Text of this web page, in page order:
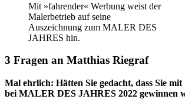
Mit »fahrender« Werbung weist der
Malerbetrieb auf seine
Auszeichnung zum MALER DES
JAHRES hin.
3 Fragen an Matthias Riegraf
Mal ehrlich: Hätten Sie gedacht, dass Sie
bei MALER DES JAHRES 2022 gewinnen